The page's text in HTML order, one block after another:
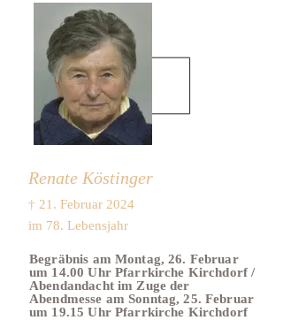
im 78. Lebensjahr
† 21. Februar 2024
Renate Köstinger
Begräbnis am Montag, 26. Februar
um 14.00 Uhr Pfarrkirche Kirchdorf /
Abendandacht im Zuge der
Abendmesse am Sonntag, 25. Februar
um 19.15 Uhr Pfarrkirche Kirchdorf